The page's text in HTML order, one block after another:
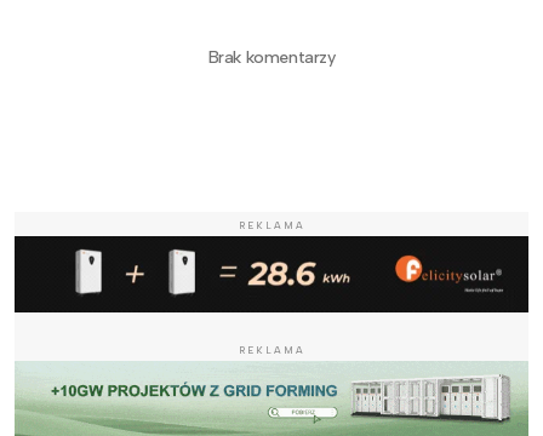
Brak komentarzy
REKLAMA
REKLAMA